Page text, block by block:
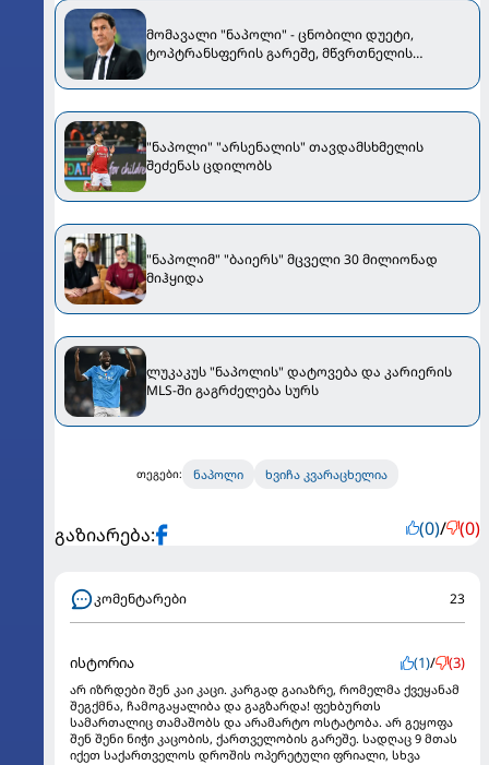
მომავალი "ნაპოლი" - ცნობილი დუეტი,
ტოპტრანსფერის გარეშე, მწვრთნელის
"ნაპოლი" "არსენალის" თავდამსხმელის
შეძენას ცდილობს
"ნაპოლიმ" "ბაიერს" მცველი 30 მილიონად
მიჰყიდა
ლუკაკუს "ნაპოლის" დატოვება და კარიერის
MLS-ში გაგრძელება სურს
თეგები: ნაპოლი ხვიჩა კვარაცხელია
გაზიარება: (0)/ (0)
კომენტარები 23
ისტორია (1)/ (3)
არ იზრდები შენ კაი კაცი. კარგად გაიაზრე, რომელმა ქვეყანამ
შეგქმნა, ჩამოგაყალიბა და გაგზარდა! ფეხბურთს
სამართალიც თამაშობს და არამარტო ოსტატობა. არ გეყოფა
შენ შენი ნიჭი კაცობის, ქართველობის გარეშე. სადღაც 9 მთას
იქეთ საქართველოს დროშის ოპერეტული ფრიალი, სხვა